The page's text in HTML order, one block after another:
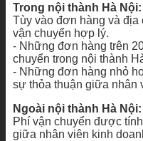
Trong nội thành Hà Nội:
Tùy vào đơn hàng và địa
vận chuyển hợp lý.
- Những đơn hàng trên
chuyển trong nội thành
- Những đơn hàng nhỏ
sự thỏa thuận giữa nhân
Ngoài nội thành Hà Nội:
Phí vận chuyển được
giữa nhân viên kinh